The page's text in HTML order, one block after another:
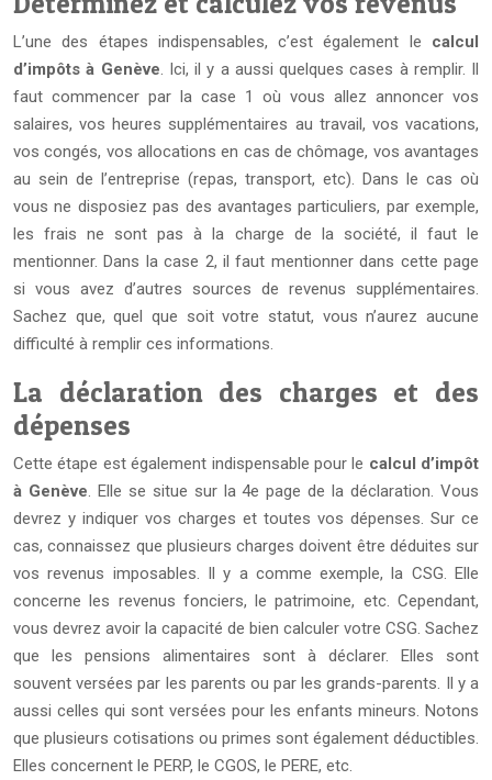
L’une des étapes indispensables, c’est également le calcul
d’impôts à Genève. Ici, il y a aussi quelques cases à remplir. Il
faut commencer par la case 1 où vous allez annoncer vos
salaires, vos heures supplémentaires au travail, vos vacations,
vos congés, vos allocations en cas de chômage, vos avantages
au sein de l’entreprise (repas, transport, etc). Dans le cas où
vous ne disposiez pas des avantages particuliers, par exemple,
les frais ne sont pas à la charge de la société, il faut le
mentionner. Dans la case 2, il faut mentionner dans cette page
si vous avez d’autres sources de revenus supplémentaires.
Sachez que, quel que soit votre statut, vous n’aurez aucune
difficulté à remplir ces informations.
La déclaration des charges et des
dépenses
Cette étape est également indispensable pour le calcul d’impôt
à Genève. Elle se situe sur la 4e page de la déclaration. Vous
devrez y indiquer vos charges et toutes vos dépenses. Sur ce
cas, connaissez que plusieurs charges doivent être déduites sur
vos revenus imposables. Il y a comme exemple, la CSG. Elle
concerne les revenus fonciers, le patrimoine, etc. Cependant,
vous devrez avoir la capacité de bien calculer votre CSG. Sachez
que les pensions alimentaires sont à déclarer. Elles sont
souvent versées par les parents ou par les grands-parents. Il y a
aussi celles qui sont versées pour les enfants mineurs. Notons
que plusieurs cotisations ou primes sont également déductibles.
Elles concernent le PERP, le CGOS, le PERE, etc.